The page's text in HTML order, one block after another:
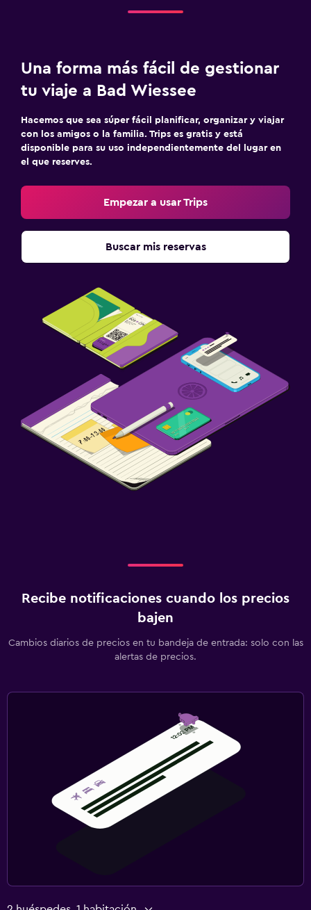
Cuna/cama nido disponibles
Una forma más fácil de gestionar
tu viaje a Bad Wiessee
Hacemos que sea súper fácil planificar, organizar y viajar
con los amigos o la familia. Trips es gratis y está
disponible para su uso independientemente del lugar en
el que reserves.
Empezar a usar Trips
Buscar mis reservas
Recibe notificaciones cuando los precios
bajen
Cambios diarios de precios en tu bandeja de entrada: solo con las
alertas de precios.